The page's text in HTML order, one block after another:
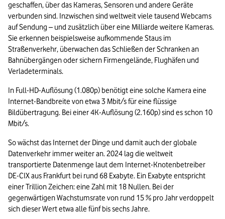
geschaffen, über das Kameras, Sensoren und andere Geräte
verbunden sind. Inzwischen sind weltweit viele tausend Webcams
auf Sendung – und zusätzlich über eine Milliarde weitere Kameras.
Sie erkennen beispielsweise aufkommende Staus im
Straßenverkehr, überwachen das Schließen der Schranken an
Bahnübergängen oder sichern Firmengelände, Flughäfen und
Verladeterminals.
In Full-HD-Auflösung (1.080p) benötigt eine solche Kamera eine
Internet-Bandbreite von etwa 3 Mbit/s für eine flüssige
Bildübertragung. Bei einer 4K-Auflösung (2.160p) sind es schon 10
Mbit/s.
So wächst das Internet der Dinge und damit auch der globale
Datenverkehr immer weiter an. 2024 lag die weltweit
transportierte Datenmenge laut dem Internet-Knotenbetreiber
DE-CIX aus Frankfurt bei rund 68 Exabyte. Ein Exabyte entspricht
einer Trillion Zeichen: eine Zahl mit 18 Nullen. Bei der
gegenwärtigen Wachstumsrate von rund 15 % pro Jahr verdoppelt
sich dieser Wert etwa alle fünf bis sechs Jahre.